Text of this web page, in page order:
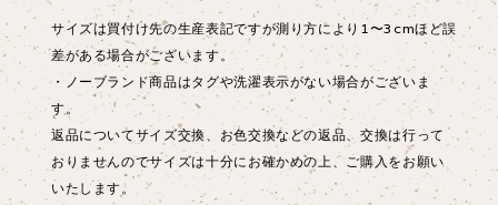
サイズは買付け先の生産表記ですが測り方により1〜3cmほど誤
差がある場合がございます。
・ノーブランド商品はタグや洗濯表示がない場合がございま
す。
返品についてサイズ交換、お色交換などの返品、交換は行って
おりませんのでサイズは十分にお確かめの上、ご購入をお願い
いたします。